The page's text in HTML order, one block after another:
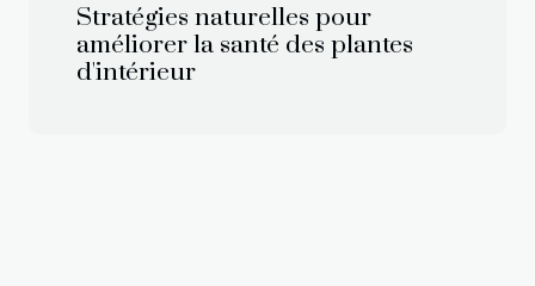
Stratégies naturelles pour
améliorer la santé des plantes
d'intérieur